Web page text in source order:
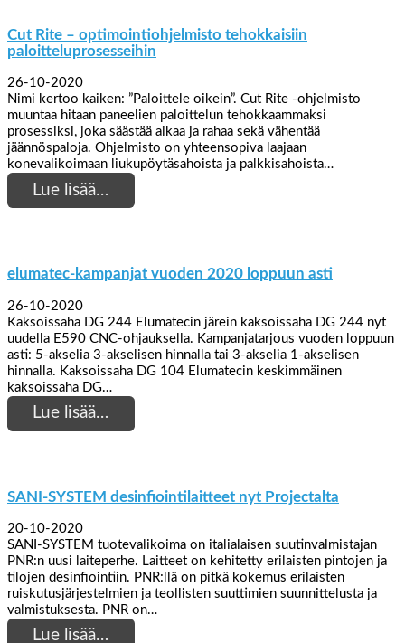
Cut Rite – optimointiohjelmisto tehokkaisiin
paloitteluprosesseihin
26-10-2020
Nimi kertoo kaiken: ”Paloittele oikein”. Cut Rite -ohjelmisto
muuntaa hitaan paneelien paloittelun tehokkaammaksi
prosessiksi, joka säästää aikaa ja rahaa sekä vähentää
jäännöspaloja. Ohjelmisto on yhteensopiva laajaan
konevalikoimaan liukupöytäsahoista ja palkkisahoista…
Lue lisää…
elumatec-kampanjat vuoden 2020 loppuun asti
26-10-2020
Kaksoissaha DG 244 Elumatecin järein kaksoissaha DG 244 nyt
uudella E590 CNC-ohjauksella. Kampanjatarjous vuoden loppuun
asti: 5-akselia 3-akselisen hinnalla tai 3-akselia 1-akselisen
hinnalla. Kaksoissaha DG 104 Elumatecin keskimmäinen
kaksoissaha DG…
Lue lisää…
SANI-SYSTEM desinfiointilaitteet nyt Projectalta
20-10-2020
SANI-SYSTEM tuotevalikoima on italialaisen suutinvalmistajan
PNR:n uusi laiteperhe. Laitteet on kehitetty erilaisten pintojen ja
tilojen desinfiointiin. PNR:llä on pitkä kokemus erilaisten
ruiskutusjärjestelmien ja teollisten suuttimien suunnittelusta ja
valmistuksesta. PNR on…
Lue lisää…